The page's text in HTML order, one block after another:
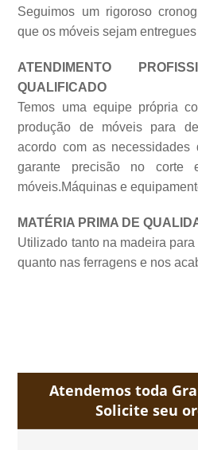
Seguimos um rigoroso
que os móveis sejam
ATENDIMENTO
QUALIFICADO
Temos uma equipe própria
produção de móveis para
acordo com as
garante precisão no corte
móveis.Máquinas e
MATÉRIA PRIMA DE
Utilizado tanto na madeira
quanto nas ferragens e nos
Atendemos toda
Solicite seu